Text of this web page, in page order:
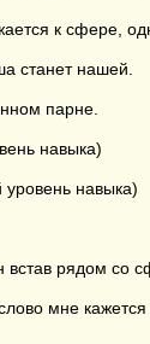
к сфере,
станет нашей.
парне.
навыка)
уровень навыка)
рядом со
мне кажется